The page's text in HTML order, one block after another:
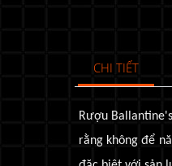
CHI TIẾT
Rượu
rằng không để